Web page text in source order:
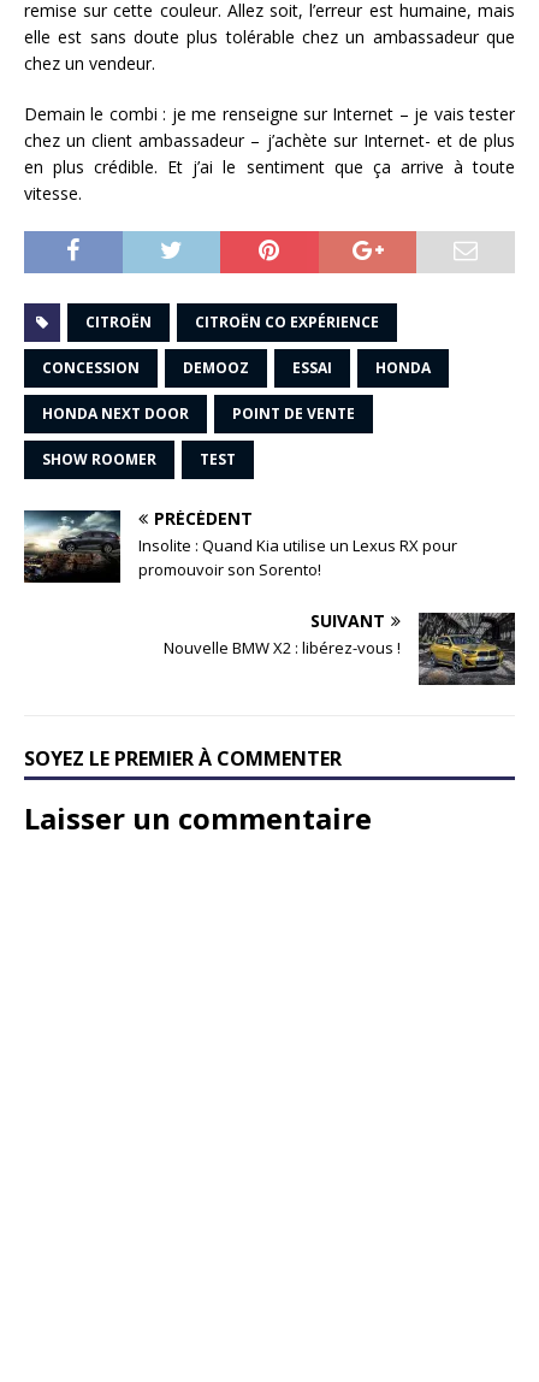
remise sur cette couleur. Allez soit, l’erreur est humaine, mais
elle est sans doute plus tolérable chez un ambassadeur que
chez un vendeur.
Demain le combi : je me renseigne sur Internet – je vais tester
chez un client ambassadeur – j’achète sur Internet- et de plus
en plus crédible. Et j’ai le sentiment que ça arrive à toute
vitesse.
CITROËN CITROËN CO EXPÉRIENCE
CONCESSION DEMOOZ ESSAI HONDA
HONDA NEXT DOOR POINT DE VENTE
SHOW ROOMER TEST
PRÉCÉDENT
Insolite : Quand Kia utilise un Lexus RX pour
promouvoir son Sorento!
SUIVANT
Nouvelle BMW X2 : libérez-vous !
SOYEZ LE PREMIER À COMMENTER
Laisser un commentaire